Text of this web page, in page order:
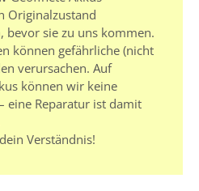
Originalzustand
bevor sie zu uns kommen.
können gefährliche (nicht
verursachen. Auf
können wir keine
eine Reparatur ist damit
Verständnis!